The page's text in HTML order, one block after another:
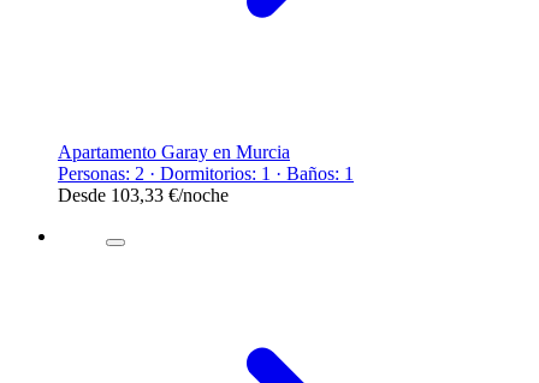
Apartamento Garay en Murcia
Personas: 2 · Dormitorios: 1 · Baños: 1
Desde 103,33 €/noche